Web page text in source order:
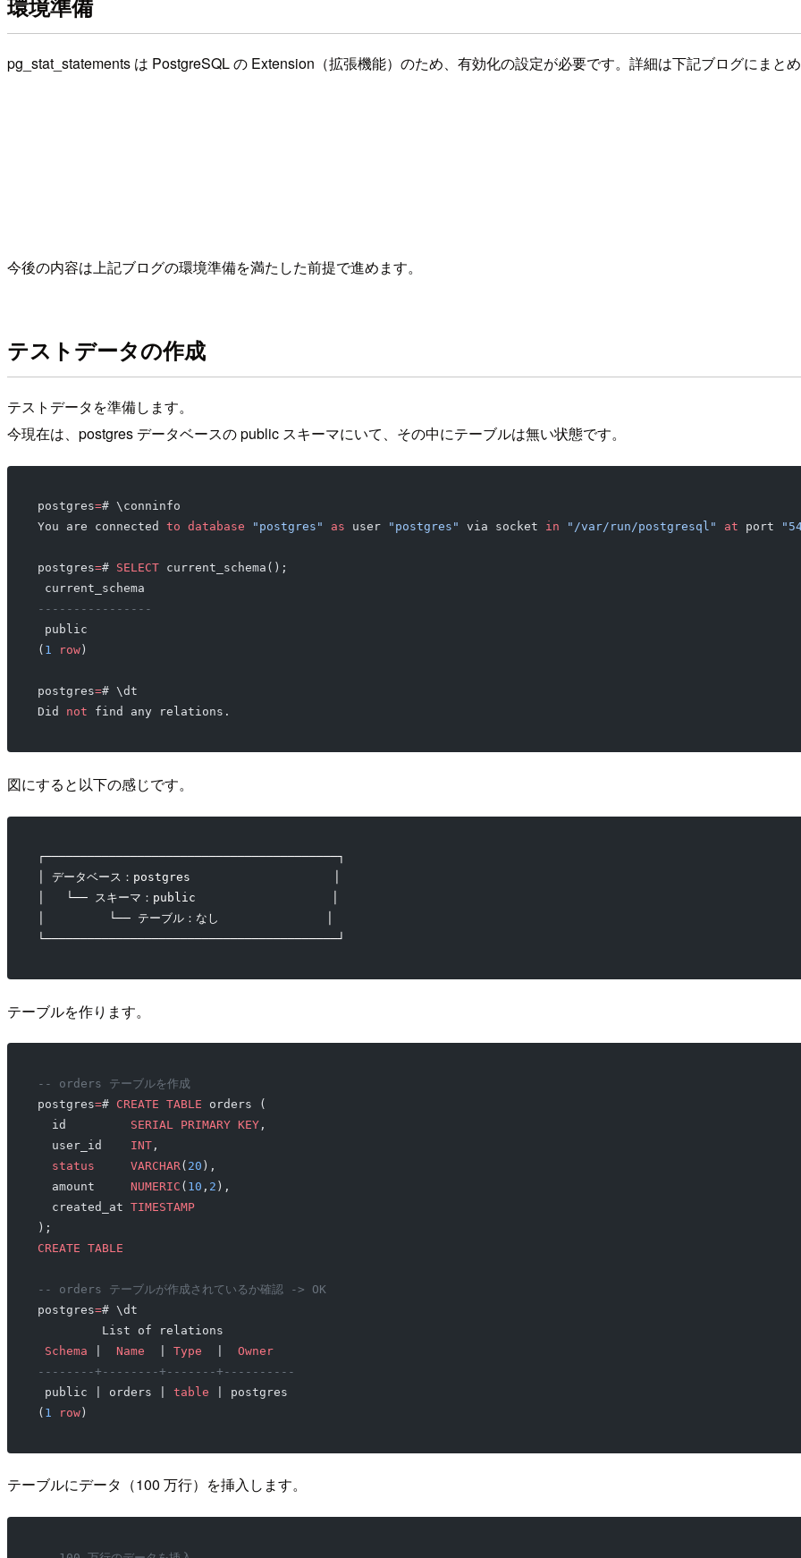
環境準備
pg_stat_statements は PostgreSQL の Extension（拡張機能）のため、有効化の設定が必要です。詳細は下記ブログにまと
今後の内容は上記ブログの環境準備を満たした前提で進めます。
テストデータの作成
テストデータを準備します。
今現在は、postgres データベースの public スキーマにいて、その中にテーブルは無い状態です。
postgres=# \conninfo
You are connected to database "postgres" as user "postgres" via socket in "/var/run/postgresql" at port
postgres=# SELECT current_schema();
current_schema
----------------
public
( 1 row)
postgres=# \dt
Did not find any relations.
図にすると以下の感じです。
┌─────────────────────────────────────────┐
│ データベース：postgres                    │
│   └── スキーマ：public                   │
│         └── テーブル：なし               │
└─────────────────────────────────────────┘
テーブルを作ります。
-- orders テーブルを作成
postgres=# CREATE TABLE orders (
  id
SERIAL PRIMARY KEY,
  user_id
INT,
  status
     VARCHAR
( 20 ),
  amount
NUMERIC ( 10 , 2 ),
  created_at
TIMESTAMP
);
CREATE TABLE
-- orders テーブルが作成されているか確認 -> OK
postgres=# \dt
         List of relations
Schema
Name Type
Owner
--------+--------+-------+----------
public | orders | table | postgres
( 1 row)
テーブルにデータ（100 万行）を挿入します。